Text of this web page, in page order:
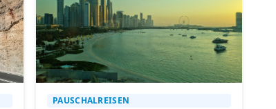
PAUSCHALREISEN